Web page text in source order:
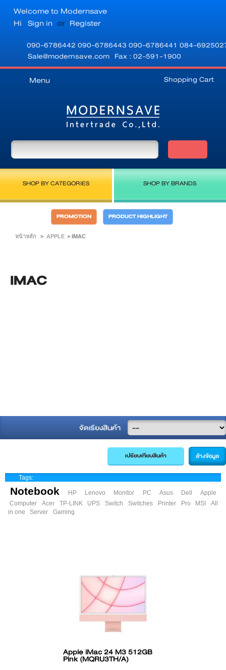
Welcome to Modernsave
Hi Sign in or Register
090-6786442 090-6786443 090-6786441 084-
Sale@modernsave.com Fax : 02-591-1900
Shopping Cart
Menu
SHOP BY CATEGORIES SHOP BY BRANDS
PROMOTION PRODUCT HIGHLIGHT
หน้าหลัก > APPLE > IMAC
IMAC
จัดเรียงสินค้า
ล้างข้อมูล
Tags:
Notebook HP Lenovo Monitor PC Asus Dell
Apple
Computer
Acer TP-LINK UPS Switch Switches Printer Pro MSI
All
in one
Server Gaming
Apple iMac 24 M3 512GB
Pink (MQRU3TH/A)